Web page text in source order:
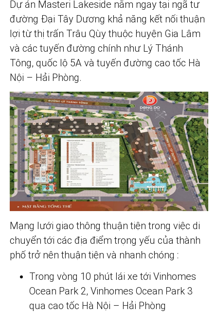
Dự án Masteri Lakeside nằm ngay tại ngã tư
đường Đại Tây Dương khả năng kết nối thuận
lợi từ thị trấn Trâu Qùy thuộc huyện Gia Lâm
và các tuyến đường chính như Lý Thánh
Tông, quốc lộ 5A và tuyến đường cao tốc Hà
Nội – Hải Phòng.
Mạng lưới giao thông thuận tiện trong việc di
chuyển tới các địa điểm trọng yếu của thành
phố trở nên thuận tiện và nhanh chóng :
Trong vòng 10 phút lái xe tới Vinhomes
Ocean Park 2, Vinhomes Ocean Park 3
qua cao tốc Hà Nội – Hải Phòng